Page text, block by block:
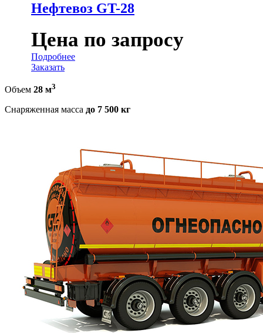
Нефтевоз GT-28
Цена по запросу
Подробнее
Заказать
Объем 28 м3
Снаряженная масса до 7 500 кг